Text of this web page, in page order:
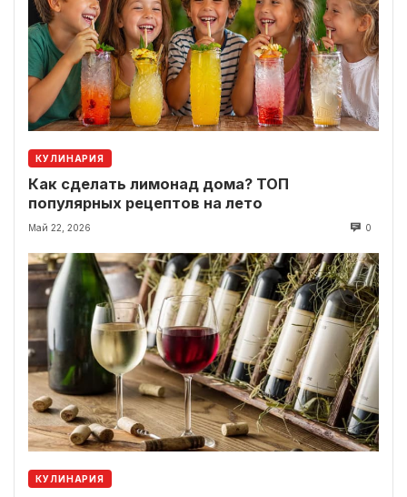
КУЛИНАРИЯ
Как сделать лимонад дома? ТОП
популярных рецептов на лето
Май 22, 2026 0
КУЛИНАРИЯ